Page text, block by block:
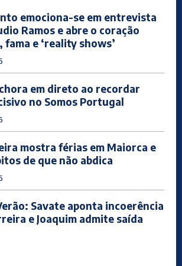
emociona-se em entrevista
Ramos e abre o coração
e ‘reality shows’
em direto ao recordar
no Somos Portugal
mostra férias em Maiorca e
de que não abdica
Savate aponta incoerência
e Joaquim admite saída